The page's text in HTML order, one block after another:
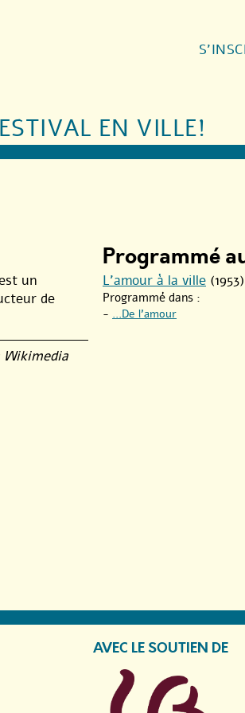
EN VILLE!
un
de
Programmé
L’amour à la ville (1953)
Programmé dans :
- ...De l’amour
AVEC LE SOUTIEN DE